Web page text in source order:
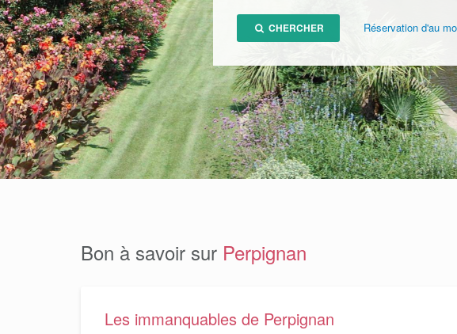
CHERCHER Réservation d'au
Bon à savoir sur Perpignan
Les immanquables de Perpignan